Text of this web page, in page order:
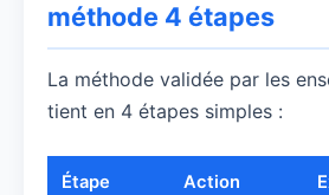
méthode 4 étapes
La méthode validée par les
tient en 4 étapes simples :
Étape Action